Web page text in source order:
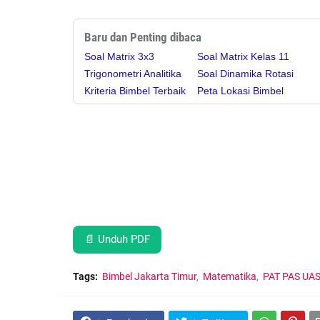
Baru dan Penting dibaca
Soal Matrix 3x3
Trigonometri Analitika
Kriteria Bimbel Terbaik
Soal Matrix Kelas 11
Soal Dinamika Rotasi
Peta Lokasi Bimbel
📄 Unduh PDF
Tags: Bimbel Jakarta Timur Matematika PAT PAS UAS